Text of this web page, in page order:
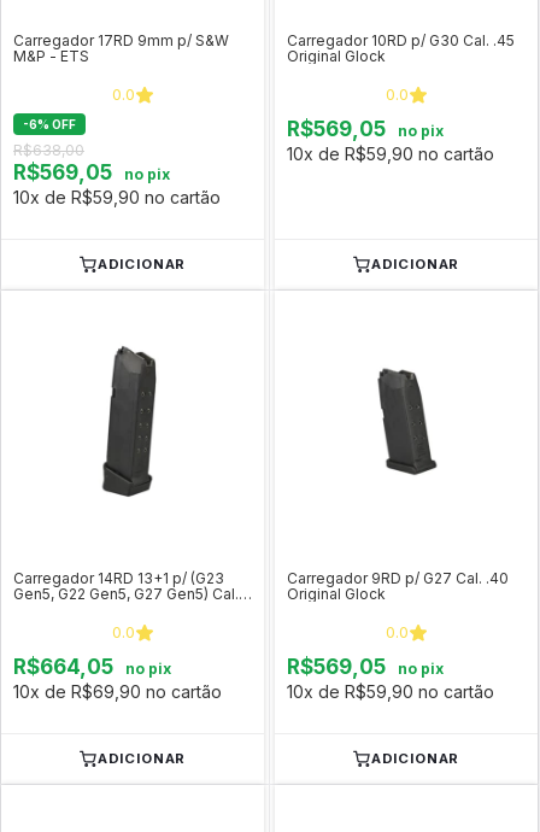
Carregador 17RD 9mm p/ S&W
M&P - ETS
0.0
-6% OFF
R$638,00
R$569,05 no pix
10x de R$59,90 no cartão
ADICIONAR
Carregador 10RD p/ G30 Cal. .45
Original Glock
0.0
R$569,05 no pix
10x de R$59,90 no cartão
ADICIONAR
Carregador 14RD 13+1 p/ (G23
Gen5, G22 Gen5, G27 Gen5) Cal.
0.0
R$664,05 no pix
10x de R$69,90 no cartão
ADICIONAR
Carregador 9RD p/ G27 Cal. .40
Original Glock
0.0
R$569,05 no pix
10x de R$59,90 no cartão
ADICIONAR